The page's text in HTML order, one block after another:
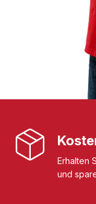
Erhalten
und